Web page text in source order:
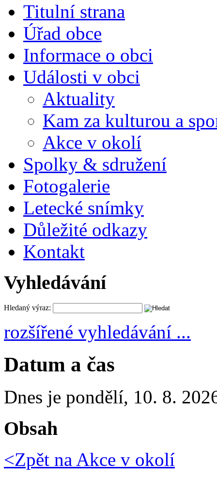
Titulní strana
Úřad obce
Informace o obci
Události v obci
Aktuality
Kam za kulturou a
Akce v okolí
Spolky & sdružení
Fotogalerie
Letecké snímky
Důležité odkazy
Kontakt
Vyhledávání
Hledaný výraz:
rozšířené vyhledávání ...
Datum a čas
Dnes je pondělí, 10. 8.
Obsah
<Zpět na Akce v okolí